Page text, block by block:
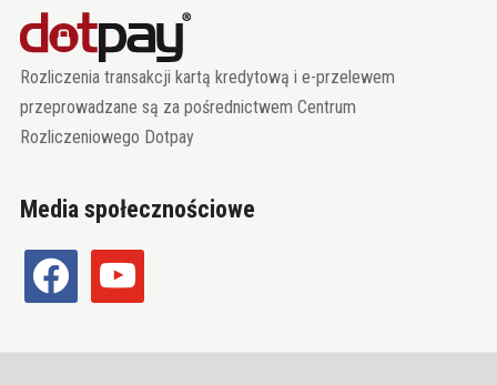
Rozliczenia transakcji kartą kredytową i e-przelewem
przeprowadzane są za pośrednictwem Centrum
Rozliczeniowego Dotpay
Media społecznościowe
facebook youtube